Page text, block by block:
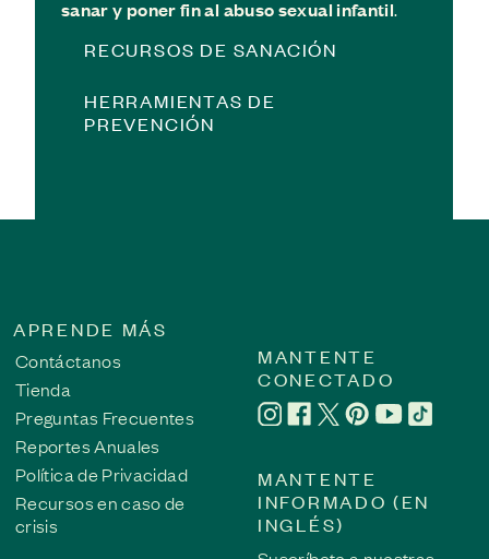
sanar y poner fin al abuso sexual infantil.
RECURSOS DE SANACIÓN
HERRAMIENTAS DE
PREVENCIÓN
APRENDE MÁS
Contáctanos
Tienda
Preguntas Frecuentes
Reportes Anuales
Política de Privacidad
Recursos en caso de
crisis
MANTENTE
CONECTADO
MANTENTE
INFORMADO (EN
INGLÉS)